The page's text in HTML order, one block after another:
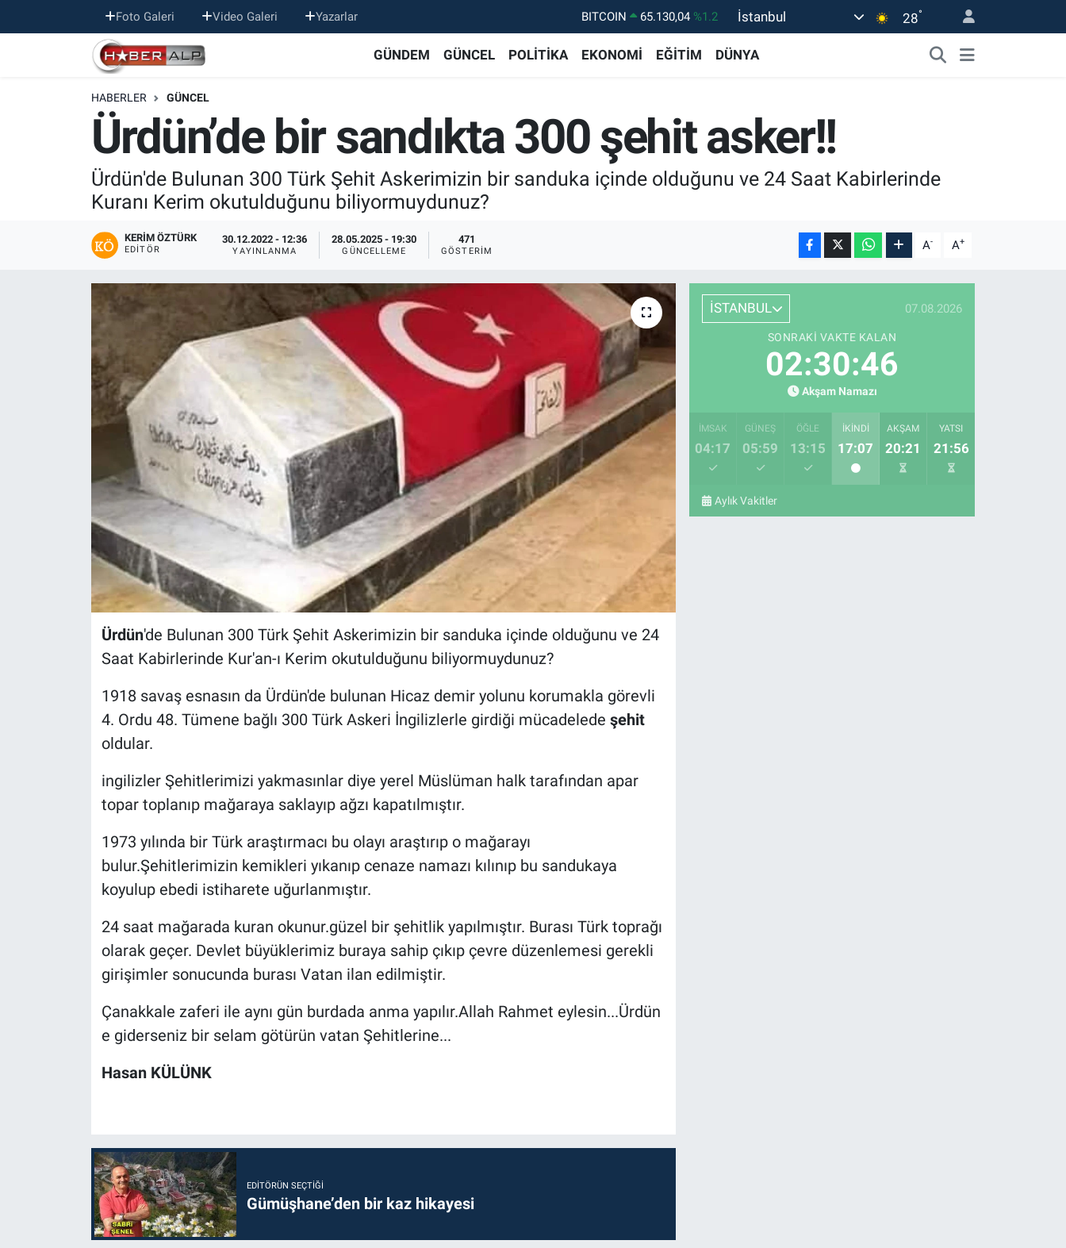
Foto Galeri Video Galeri Yazarlar BITCOIN 65.130,04 %1.2
47,7106
%0.17
GRAM ALTIN
6618.49
%2.12
BİST100
İstanbul 28°
GÜNDEM GÜNCEL POLİTİKA EKONOMİ EĞİTİM DÜNYA
HABERLER GÜNCEL
Ürdün’de bir sandıkta 300 şehit asker!!
Ürdün'de Bulunan 300 Türk Şehit Askerimizin bir sanduka içinde olduğunu ve 24 Saat Kabirlerinde
Kuranı Kerim okutulduğunu biliyormuydunuz?
KERIM ÖZTÜRK
EDITÖR
30.12.2022 - 12:36
YAYINLANMA
28.05.2025 - 19:30
GÜNCELLEME
471
GÖSTERIM A- A+
Ürdün'de Bulunan 300 Türk Şehit Askerimizin bir sanduka içinde olduğunu ve 24
Saat Kabirlerinde Kur'an-ı Kerim okutulduğunu biliyormuydunuz?
1918 savaş esnasın da Ürdün'de bulunan Hicaz demir yolunu korumakla görevli
4. Ordu 48. Tümene bağlı 300 Türk Askeri İngilizlerle girdiği mücadelede şehit
oldular.
ingilizler Şehitlerimizi yakmasınlar diye yerel Müslüman halk tarafından apar
topar toplanıp mağaraya saklayıp ağzı kapatılmıştır.
1973 yılında bir Türk araştırmacı bu olayı araştırıp o mağarayı
bulur.Şehitlerimizin kemikleri yıkanıp cenaze namazı kılınıp bu sandukaya
koyulup ebedi istiharete uğurlanmıştır.
24 saat mağarada kuran okunur.güzel bir şehitlik yapılmıştır. Burası Türk toprağı
olarak geçer. Devlet büyüklerimiz buraya sahip çıkıp çevre düzenlemesi gerekli
girişimler sonucunda burası Vatan ilan edilmiştir.
Çanakkale zaferi ile aynı gün burdada anma yapılır.Allah Rahmet eylesin...Ürdün
e giderseniz bir selam götürün vatan Şehitlerine...
Hasan KÜLÜNK
EDITÖRÜN SEÇTIĞI
Gümüşhane’den bir kaz hikayesi
İSTANBUL 07.08.2026
SONRAKI VAKTE KALAN
02:30:46
Akşam Namazı
İMSAK
04:17
GÜNEŞ
05:59
ÖĞLE
13:15
İKINDI
17:07
AKŞAM
20:21
YATSI
21:56
Aylık Vakitler
Nöbetçi Eczaneler
Hava Durumu
Trafik Durumu
Süper Lig Puan Durumu ve Fikstür
Son Dakika Haberleri
Haber Arşivi